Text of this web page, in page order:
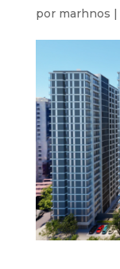
por marhnos |